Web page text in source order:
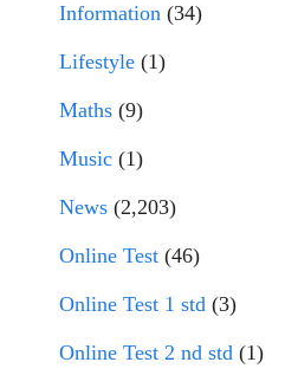
Information (34)
Lifestyle (1)
Maths (9)
Music (1)
News (2,203)
Online Test (46)
Online Test 1 std (3)
Online Test 2 nd std (1)